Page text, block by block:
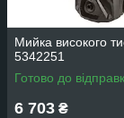
Мийка високого
5342251
Готово до
6 703 ₴